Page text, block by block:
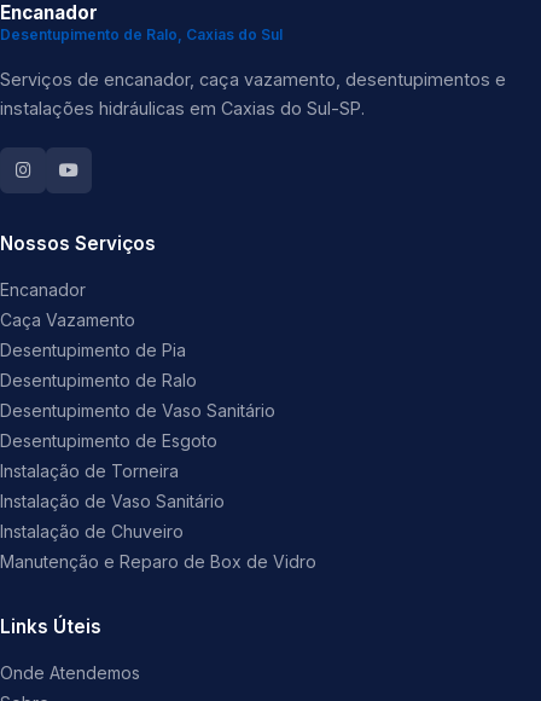
Encanador
Desentupimento de Ralo, Caxias do Sul
Serviços de encanador, caça vazamento, desentupimentos e
instalações hidráulicas em Caxias do Sul-SP.
Nossos Serviços
Encanador
Caça Vazamento
Desentupimento de Pia
Desentupimento de Ralo
Desentupimento de Vaso Sanitário
Desentupimento de Esgoto
Instalação de Torneira
Instalação de Vaso Sanitário
Instalação de Chuveiro
Manutenção e Reparo de Box de Vidro
Links Úteis
Onde Atendemos